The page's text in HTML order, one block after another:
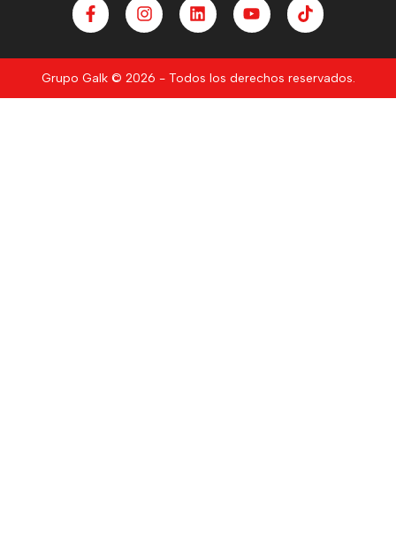
Grupo Galk © 2026 - Todos los derechos reservados.